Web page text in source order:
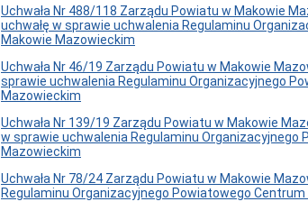
Uchwała Nr 488/118 Zarządu Powiatu w Makowie
uchwałę w sprawie uchwalenia Regulaminu
Makowie Mazowieckim
Uchwała Nr 46/19 Zarządu Powiatu w Makowie
sprawie uchwalenia Regulaminu Organizacyjnego
Mazowieckim
Uchwała Nr 139/19 Zarządu Powiatu w Makowie
w sprawie uchwalenia Regulaminu
Mazowieckim
Uchwała Nr 78/24 Zarządu Powiatu w Makowie
Regulaminu Organizacyjnego Powiatowego